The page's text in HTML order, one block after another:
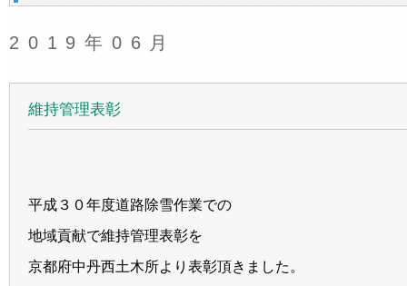
2019年06月
維持管理表彰
平成３０年度道路除雪作業での
地域貢献で維持管理表彰を
京都府中丹西土木所より表彰頂きました。